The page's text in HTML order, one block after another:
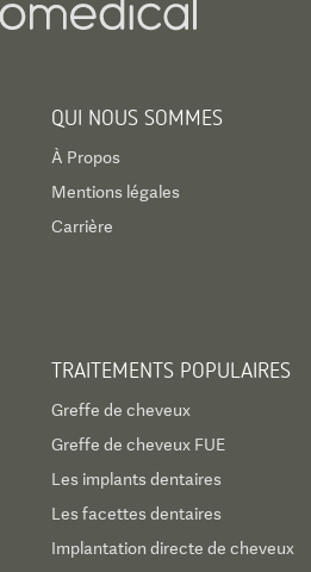
QUI NOUS SOMMES
À Propos
Mentions légales
Carrière
TRAITEMENTS POPULAIRES
Greffe de cheveux
Greffe de cheveux FUE
Les implants dentaires
Les facettes dentaires
Implantation directe de cheveux